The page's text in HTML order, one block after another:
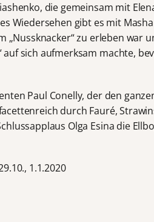
die gemeinsam mit
Wiedersehen gibt es mit
„Nussknacker“ zu erleben war
auf sich aufmerksam machte,
Paul Conelly, der den
durch Fauré,
Olga Esina die
1.1.2020